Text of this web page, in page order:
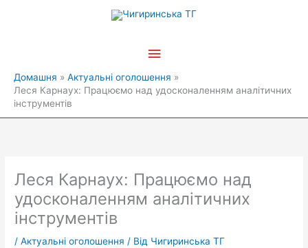
Головне
Домашня
Актуальні оголошення
Леся Карнаух: Працюємо над удосконаленням аналітичних
інструментів
Леся Карнаух: Працюємо над
удосконаленням аналітичних
інструментів
/Актуальні оголошення / Від Чигиринська ТГ